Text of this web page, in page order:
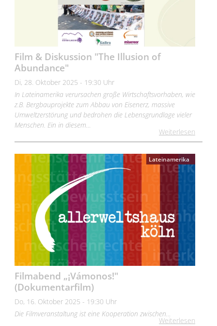
Film & Diskussion "The Illusion of
Abundance"
Di, 28. Oktober 2025 - 19:30 Uhr
In Lateinamerika verursachen große Wirtschaftsvorhaben, wie
z.B. Bergbauprojekte zum Abbau von Eisenerz, massive
Umweltzerstörung und bedrohen die Lebensgrundlage vieler
Menschen. Ein in diesem…
Weiterlesen
Lateinamerika
Filmabend „¡Vámonos!"
(Dokumentarfilm)
Do, 16. Oktober 2025 - 19:30 Uhr
Die Filmveranstaltung ist eine Kooperation zwischen…
Weiterlesen